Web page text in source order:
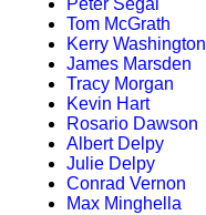
Peter Segal
Tom McGrath
Kerry Washington
James Marsden
Tracy Morgan
Kevin Hart
Rosario Dawson
Albert Delpy
Julie Delpy
Conrad Vernon
Max Minghella